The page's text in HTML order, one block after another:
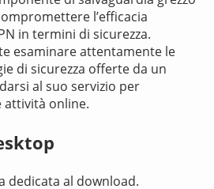
l’efficacia
in termini di sicurezza.
esaminare attentamente le
di sicurezza offerte da un
al suo servizio per
online.